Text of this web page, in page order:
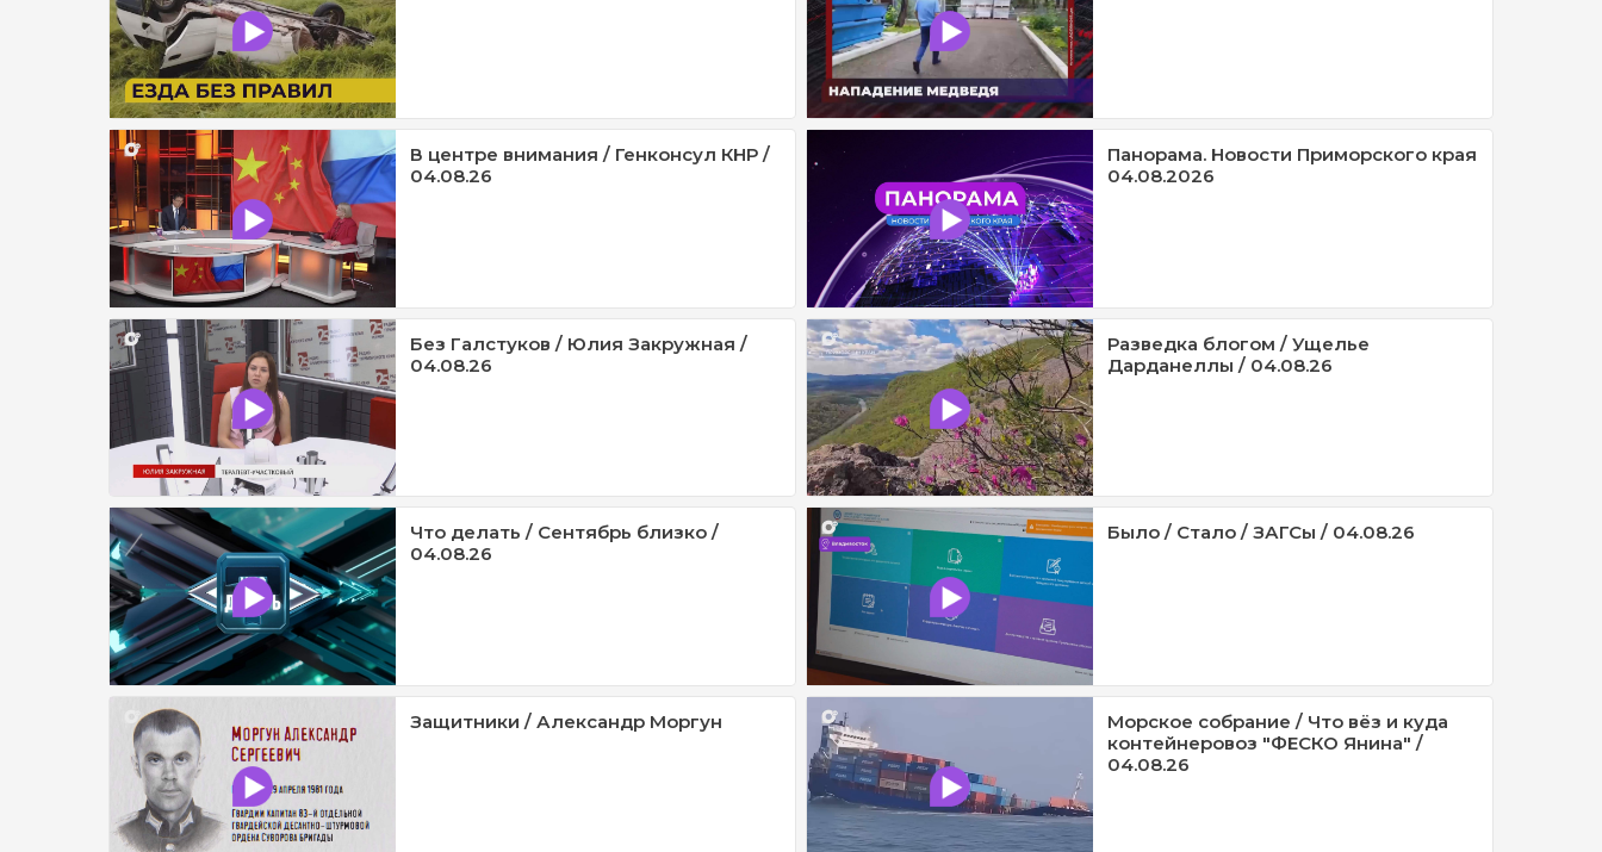
В центре внимания / Генконсул КНР /
04.08.26
Панорама. Новости Приморского края
04.08.2026
Без Галстуков / Юлия Закружная /
04.08.26
Разведка блогом / Ущелье
Дарданеллы / 04.08.26
Что делать / Сентябрь близко /
04.08.26
Было / Стало / ЗАГСы / 04.08.26
Защитники / Александр Моргун
Морское собрание / Что вёз и куда
контейнеровоз "ФЕСКО Янина" /
04.08.26